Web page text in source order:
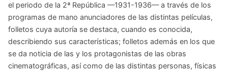
el periodo de la 2ª República —1931-1936— a través de los
programas de mano anunciadores de las distintas películas,
folletos cuya autoría se destaca, cuando es conocida,
describiendo sus características; folletos además en los que
se da noticia de las y los protagonistas de las obras
cinematográficas, así como de las distintas personas, físicas